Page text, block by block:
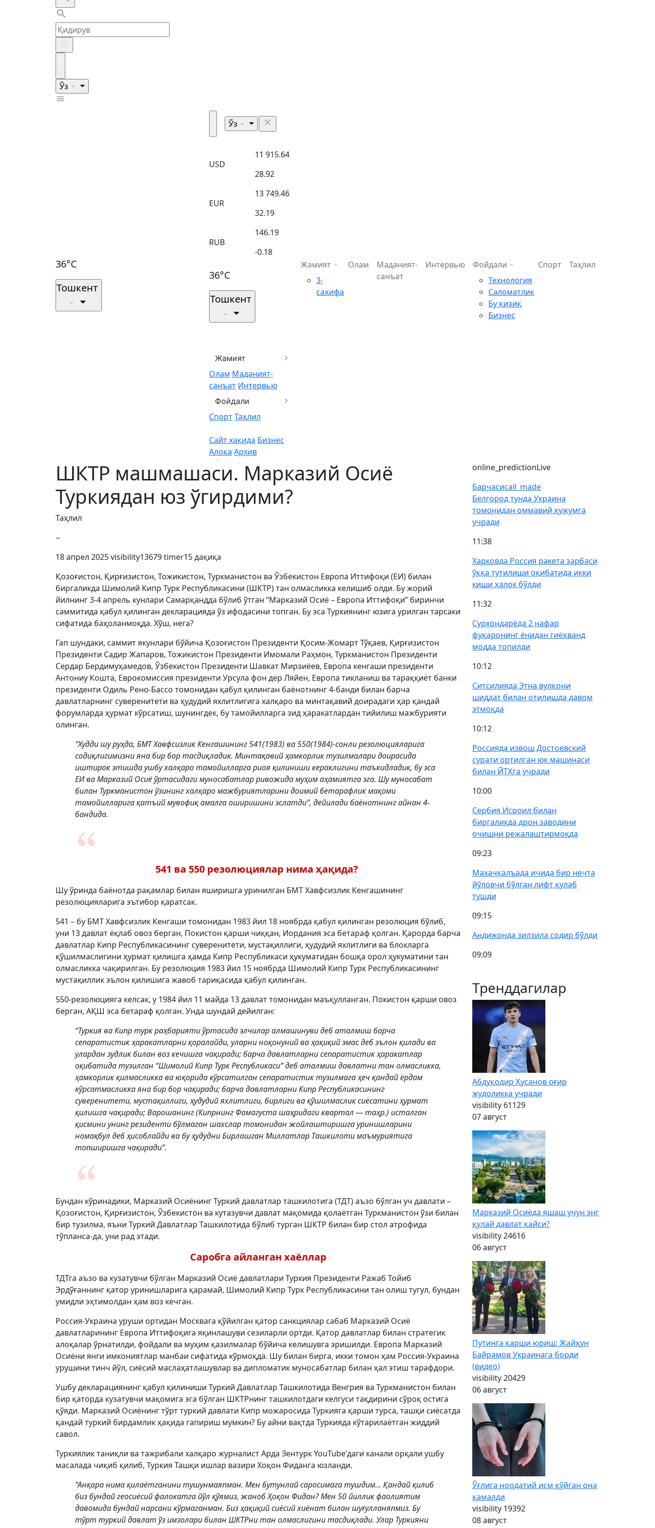
Ўз
36°C
Тошкент
Ўз
USD
11 915.64
28.92
EUR
13 749.46
32.19
RUB
146.19
-0.18
36°C
Тошкент
Жамият
Олам Маданият-
санъат Интервью
Фойдали
СпортТаҳлил
Сайт хақида Бизнес
Алоқа Архив
Жамият
3-
саҳифа
Олам
Маданият-
санъат
Интервью
Фойдали
Технология
Саломатлик
Бу қизиқ
Бизнес
Спорт Таҳлил
ШКТР машмашаси. Марказий Осиё
Туркиядан юз ўгирдими?
Таҳлил
−
18 апрел 2025visibility13679timer15 дақиқа
Қозоғистон, Қирғизистон, Тожикистон, Туркманистон ва Ўзбекистон Европа Иттифоқи (ЕИ) билан
биргаликда Шимолий Кипр Турк Республикасини (ШКТР) тан олмасликка келишиб олди. Бу жорий
йилнинг 3-4 апрель кунлари Самарқандда бўлиб ўтган “Марказий Осиё – Европа Иттифоқи” биринчи
саммитида қабул қилинган декларацияда ўз ифодасини топган. Бу эса Туркиянинг юзига урилган тарсаки
сифатида баҳоланмоқда. Хўш, нега?
Гап шундаки, саммит якунлари бўйича Қозоғистон Президенти Қосим-Жомарт Тўқаев, Қирғизистон
Президенти Садир Жапаров, Тожикистон Президенти Имомали Раҳмон, Туркманистон Президенти
Сердар Бердимуҳамедов, Ўзбекистон Президенти Шавкат Мирзиёев, Европа кенгаши президенти
Антониу Кошта, Еврокомиссия президенти Урсула фон дер Ляйен, Европа тикланиш ва тараққиёт банки
президенти Одиль Рено-Бассо томонидан қабул қилинган баёнотнинг 4-банди билан барча
давлатларнинг суверенитети ва ҳудудий яхлитлигига халқаро ва минтақавий доирадаги ҳар қандай
форумларда ҳурмат кўрсатиш, шунингдек, бу тамойилларга зид ҳаракатлардан тийилиш мажбурияти
олинган.
“Худди шу руҳда, БМТ Хавфсизлик Кенгашининг 541(1983) ва 550(1984)-сонли резолюцияларига
содиқлигимизни яна бир бор тасдиқладик. Минтақавий ҳамкорлик тузилмалари доирасида
иштирок этишда ушбу халқаро тамойилларга риоя қилиниши кераклигини таъкидладик, бу эса
ЕИ ва Марказий Осиё ўртасидаги муносабатлар ривожида муҳим аҳамиятга эга. Шу муносабат
билан Туркманистон ўзининг халқаро мажбуриятларини доимий бетарафлик мақоми
тамойилларига қатъий мувофиқ амалга оширишини эслатди”, дейилади баёнотнинг айнан 4-
бандида.
541 ва 550 резолюциялар нима ҳақида?
Шу ўринда баёнотда рақамлар билан яширишга уринилган БМТ Хавфсизлик Кенгашининг
резолюцияларига эътибор қаратсак.
541 – бу БМТ Хавфсизлик Кенгаши томонидан 1983 йил 18 ноябрда қабул қилинган резолюция бўлиб,
уни 13 давлат ёқлаб овоз берган, Покистон қарши чиққан, Иордания эса бетараф қолган. Қарорда барча
давлатлар Кипр Республикасининг суверенитети, мустақиллиги, ҳудудий яхлитлиги ва блокларга
қўшилмаслигини ҳурмат қилишга ҳамда Кипр Республикаси ҳукуматидан бошқа орол ҳукуматини тан
олмасликка чақирилган. Бу резолюция 1983 йил 15 ноябрда Шимолий Кипр Турк Республикасининг
мустақиллик эълон қилишига жавоб тариқасида қабул қилинган.
550-резолюцияга келсак, у 1984 йил 11 майда 13 давлат томонидан маъқулланган. Покистон қарши овоз
берган, АҚШ эса бетараф қолган. Унда шундай дейилган:
“Туркия ва Кипр турк раҳбарияти ўртасида элчилар алмашинуви деб аталмиш барча
сепаратистик ҳаракатларни қоралайди, уларни ноқонуний ва ҳақиқий эмас деб эълон қилади ва
улардан зудлик билан воз кечишга чақиради; барча давлатларни сепаратистик ҳаракатлар
оқибатида тузилган “Шимолий Кипр Турк Республикаси” деб аталмиш давлатни тан олмасликка,
ҳамкорлик қилмасликка ва юқорида кўрсатилган сепаратистик тузилмага ҳеч қандай ёрдам
кўрсатмасликка яна бир бор чақиради; барча давлатларни Кипр Республикасининг
суверенитети, мустақиллиги, ҳудудий яхлитлиги, бирлиги ва қўшилмаслик сиёсатини ҳурмат
қилишга чақиради; Варошанинг (Кипрнинг Фамагуста шаҳридаги квартал — таҳр.) исталган
қисмини унинг резиденти бўлмаган шахслар томонидан жойлаштиришга уринишларини
номақбул деб ҳисоблайди ва бу ҳудудни Бирлашган Миллатлар Ташкилоти маъмуриятига
топширишга чақиради”.
Бундан кўринадики, Марказий Осиёнинг Туркий давлатлар ташкилотига (ТДТ) аъзо бўлган уч давлати –
Қозоғистон, Қирғизистон, Ўзбекистон ва кутазувчи давлат мақомида қолаётган Туркманистон ўзи билан
бир тузилма, яъни Туркий Давлатлар Ташкилотида бўлиб турган ШКТР билан бир стол атрофида
тўпланса-да, уни рад этади.
Саробга айланган хаёллар
ТДТга аъзо ва кузатувчи бўлган Марказий Осиё давлатлари Туркия Президенти Ражаб Тойиб
Эрдўғаннинг қатор уринишларига қарамай, Шимолий Кипр Турк Республикасини тан олиш тугул, бундан
умидли эҳтимолдан ҳам воз кечган.
Россия-Украина уруши ортидан Москвага қўйилган қатор санкциялар сабаб Марказий Осиё
давлатларининг Европа Иттифоқига яқинлашуви сезиларли ортди. Қатор давлатлар билан стратегик
алоқалар ўрнатилди, фойдали ва муҳим қазилмалар бўйича келишувга эришилди. Европа Марказий
Осиёни янги имкониятлар манбаи сифатида кўрмоқда. Шу билан бирга, икки томон ҳам Россия-Украина
урушини тинч йўл, сиёсий маслаҳатлашувлар ва дипломатик муносабатлар билан ҳал этиш тарафдори.
Ушбу декларациянинг қабул қилиниши Туркий Давлатлар Ташкилотида Венгрия ва Туркманистон билан
бир қаторда кузатувчи мақомига эга бўлган ШКТРнинг ташкилотдаги келгуси тақдирини сўроқ остига
қўяди. Марказий Осиёнинг тўрт туркий давлати Кипр можаросида Туркияга қарши турса, ташқи сиёсатда
қандай туркий бирдамлик ҳақида гапириш мумкин? Бу айни вақтда Туркияда кўтарилаётган жиддий
савол.
Туркиялик таниқли ва тажрибали халқаро журналист Арда Зентурк YouTube’даги канали орқали ушбу
масалада чиқиб қилиб, Туркия Ташқи ишлар вазири Хоқон Фиданга юзланди.
“Анқара нима қилаётганини тушунмаяпман. Мен бутунлай саросимага тушдим... Қандай қилиб
биз бундай геосиёсий фалокатга йўл қўямиз, жаноб Ҳоқон Фидан? Мен 50 йиллик фаолиятим
давомида бундай нарсани кўрмаганман. Биз ҳақиқий сиёсий хиёнат билан шуғулланяпмиз. Бу
тўрт туркий давлат ўз имзолари билан ШКТРни тан олмаслигини тасдиқлади. Улар Туркияни
online_predictionLive
Барчасиcall_made
Белгород тунда Украина
томонидан оммавий ҳужумга
учради
11:38
Харковда Россия ракета зарбаси
ўққа тутилиши оқибатида икки
киши ҳалок бўлди
11:32
Сурхондарёда 2 нафар
фуқаронинг ёнидан гиёҳванд
модда топилди
10:12
Ситсилияда Этна вулқони
шиддат билан отилишда давом
этмоқда
10:12
Россияда извош Достоевский
сурати ортилган юк машинаси
билан ЙТҲга учради
10:00
Сербия Исроил билан
биргаликда дрон заводини
очишни режалаштирмоқда
09:23
Махачқалъада ичида бир нечта
йўловчи бўлган лифт қулаб
тушди
09:15
Андижонда зилзила содир бўлди
09:09
Тренддагилар
Абдуқодир Ҳусанов оғир
жудоликка учради
visibility 61129
07 август
Марказий Осиёда яшаш учун энг
қулай давлат қайси?
visibility24616
06 август
Путинга қарши юриш: Жайҳун
Байрамов Украинага борди
(видео)
visibility20429
06 август
Ўғлига ноодатий исм қўйган она
қамалди
visibility 19392
08 август